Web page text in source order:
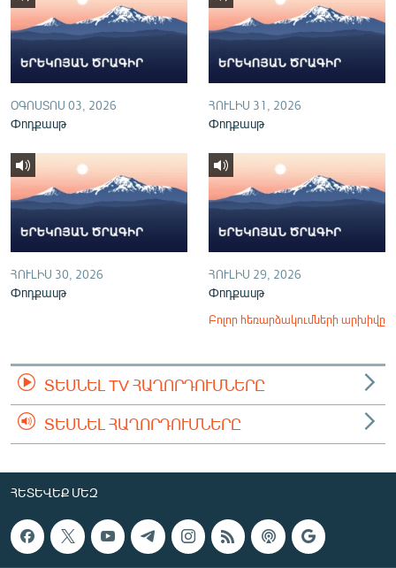
ՕԳՈՍՏՈՍ 03, 2026
Փոդքասթ
ՀՈՒԼԻՍ 31, 2026
Փոդքասթ
ՀՈՒԼԻՍ 30, 2026
Փոդքասթ
ՀՈՒԼԻՍ 29, 2026
Փոդքասթ
Բոլոր հեռարձակումների արխիվը
ՏԵՍՆԵԼ TV ՀԱՂՈՐԴՈՒՄՆԵՐԸ
ՏԵՍՆԵԼ ՀԱՂՈՐԴՈՒՄՆԵՐԸ
ՀԵՏԵՎԵՔ ՄԵԶ